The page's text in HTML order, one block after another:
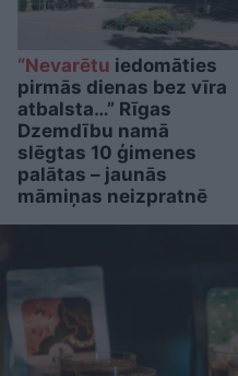
“Nevarētu iedomāties
pirmās dienas bez vīra
atbalsta…” Rīgas
Dzemdību namā
slēgtas 10 ģimenes
palātas – jaunās
māmiņas neizpratnē